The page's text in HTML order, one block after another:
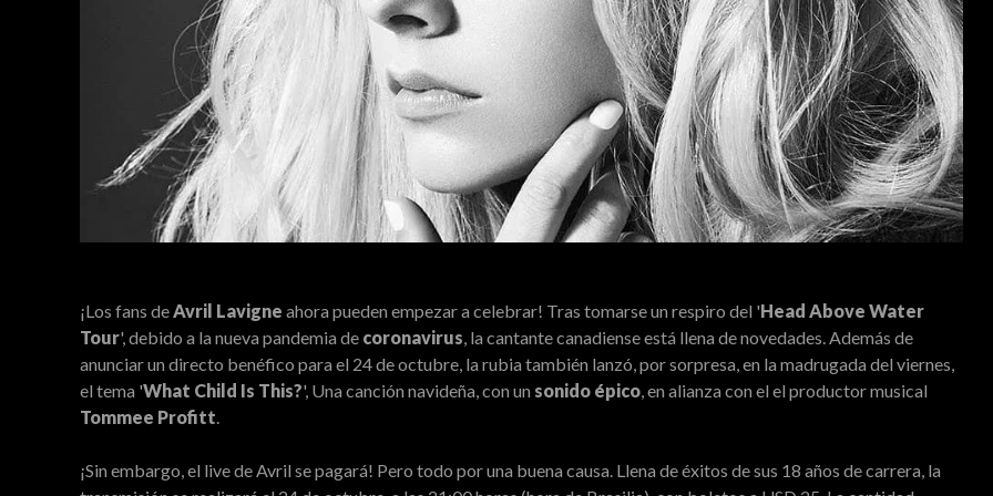
¡Los fans deAvril Lavigne ahora pueden empezar a celebrar! Tras tomarse un respiro del 'Head Above Water
Tour', debido a la nueva pandemia de coronavirus, la cantante canadiense está llena de novedades. Además de
anunciar un directo benéfico para el 24 de octubre, la rubia también lanzó, por sorpresa, en la madrugada del viernes,
el tema 'What Child Is This?', Una canción navideña, con un sonido épico, en alianza con el el productor musical
Tommee Profitt.
¡Sin embargo, el live de Avril se pagará! Pero todo por una buena causa. Llena de éxitos de sus 18 años de carrera, la